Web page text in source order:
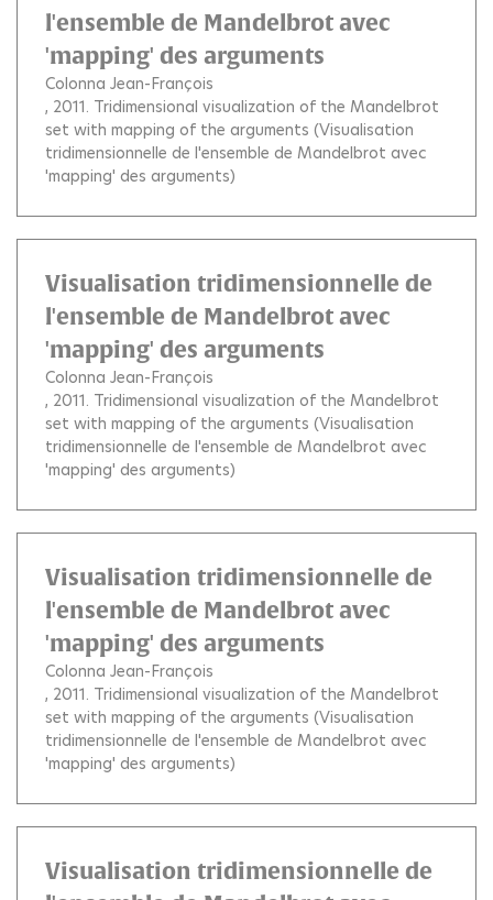
l'ensemble de Mandelbrot avec
'mapping' des arguments
Colonna Jean-François
, 2011. Tridimensional visualization of the Mandelbrot
set with mapping of the arguments (Visualisation
tridimensionnelle de l'ensemble de Mandelbrot avec
'mapping' des arguments)
Visualisation tridimensionnelle de
l'ensemble de Mandelbrot avec
'mapping' des arguments
Colonna Jean-François
, 2011. Tridimensional visualization of the Mandelbrot
set with mapping of the arguments (Visualisation
tridimensionnelle de l'ensemble de Mandelbrot avec
'mapping' des arguments)
Visualisation tridimensionnelle de
l'ensemble de Mandelbrot avec
'mapping' des arguments
Colonna Jean-François
, 2011. Tridimensional visualization of the Mandelbrot
set with mapping of the arguments (Visualisation
tridimensionnelle de l'ensemble de Mandelbrot avec
'mapping' des arguments)
Visualisation tridimensionnelle de